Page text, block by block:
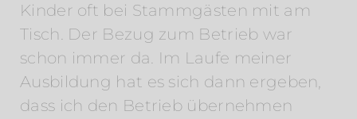
Kinder oft bei Stammgästen mit am
Tisch. Der Bezug zum Betrieb war
schon immer da. Im Laufe meiner
Ausbildung hat es sich dann ergeben,
dass ich den Betrieb übernehmen